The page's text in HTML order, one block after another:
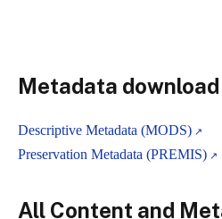
Metadata download
Descriptive Metadata (MODS)
Preservation Metadata (PREMIS)
All Content and